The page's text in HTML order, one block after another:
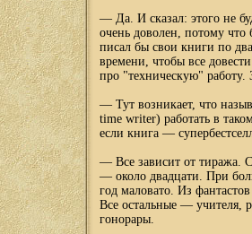
— Да. И сказал: этого не
очень доволен, потому что
писал бы свои книги по
времени, чтобы все
про "техническую"
— Тут возникает, что
time writer) работать в
если книга —
— Все зависит от тиража.
— около двадцати. При
год маловато. Из
Все остальные — учителя,
гонорары.